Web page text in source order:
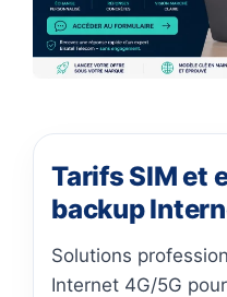
Tarifs SIM et
backup
Solutions
Internet 4G/5G